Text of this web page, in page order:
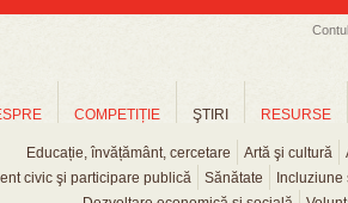
COMPETIȚIE ŞTIRI
Educație, învățământ, cercetare Artă şi cultură
civic şi participare publică
Sănătate Incluziune
RESURSE